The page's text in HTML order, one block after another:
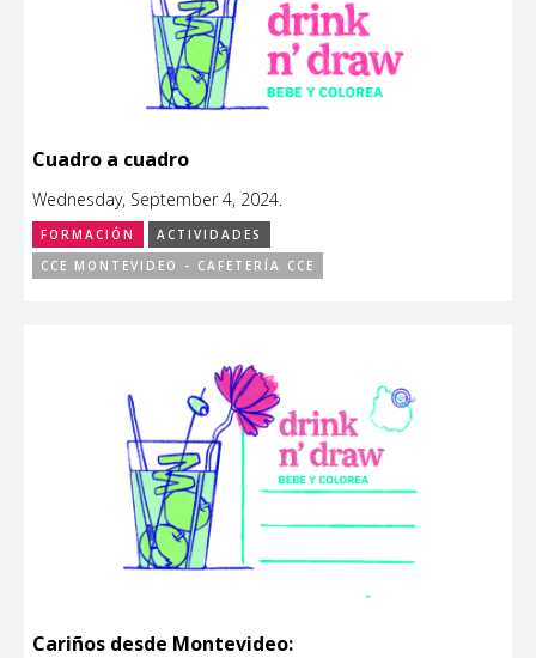
Cuadro a cuadro
Wednesday, September 4, 2024.
FORMACIÓN
ACTIVIDADES
CCE MONTEVIDEO - CAFETERÍA CCE
Cariños desde Montevideo: